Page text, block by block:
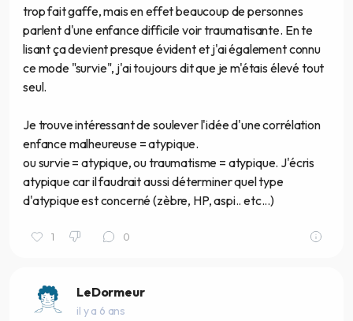
trop fait gaffe, mais en effet beaucoup de personnes
parlent d'une enfance difficile voir traumatisante. En te
lisant ça devient presque évident et j'ai également connu
ce mode "survie", j'ai toujours dit que je m'étais élevé tout
seul.
Je trouve intéressant de soulever l'idée d'une corrélation
enfance malheureuse = atypique.
ou survie = atypique, ou traumatisme = atypique. J'écris
atypique car il faudrait aussi déterminer quel type
d'atypique est concerné (zèbre, HP, aspi.. etc...)
1 0
LeDormeur
il y a 6 ans